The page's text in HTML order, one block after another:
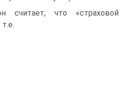
считает, что «страховой